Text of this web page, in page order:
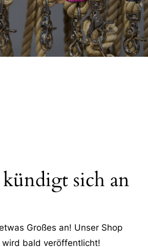
sich an
Großes an! Unser Shop
bald veröffentlicht!